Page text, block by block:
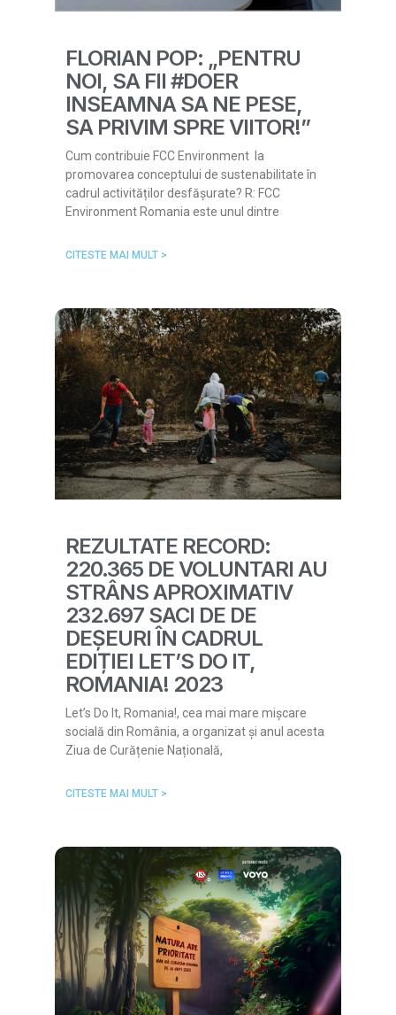
FLORIAN POP: „PENTRU
NOI, SA FII #DOER
INSEAMNA SA NE PESE,
SA PRIVIM SPRE VIITOR!”
Cum contribuie FCC Environment la
promovarea conceptului de sustenabilitate în
cadrul activităților desfășurate? R: FCC
Environment Romania este unul dintre
CITESTE MAI MULT >
REZULTATE RECORD:
220.365 DE VOLUNTARI AU
STRÂNS APROXIMATIV
232.697 SACI DE DE
DEȘEURI ÎN CADRUL
EDIȚIEI LET’S DO IT,
ROMANIA! 2023
Let’s Do It, Romania!, cea mai mare mișcare
socială din România, a organizat și anul acesta
Ziua de Curățenie Națională,
CITESTE MAI MULT >